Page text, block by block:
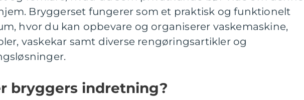
Bryggerset fungerer som et praktisk og funktionelt
hvor du kan opbevare og organiserer vaskemaskine,
vaskekar samt diverse rengøringsartikler og
bryggers indretning?